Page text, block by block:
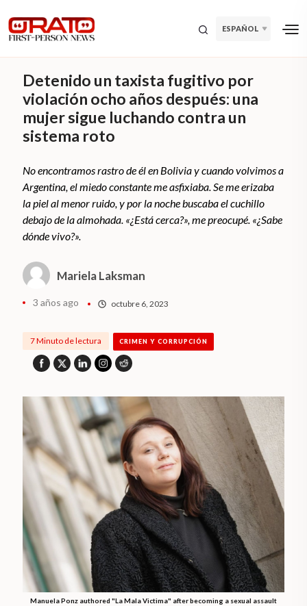
ESPAÑOL
Detenido un taxista fugitivo por
violación ocho años después: una
mujer sigue luchando contra un
sistema roto
No encontramos rastro de él en Bolivia y cuando volvimos a
Argentina, el miedo constante me asfixiaba. Se me erizaba
la piel al menor ruido, y por la noche buscaba el cuchillo
debajo de la almohada. «¿Está cerca?», me preocupé. «¿Sabe
dónde vivo?».
Mariela Laksman
3 años ago octubre 6, 2023
7 Minuto de lectura CRIMEN Y CORRUPCIÓN
Manuela Ponz authored "La Mala Victima" after becoming a sexual assault